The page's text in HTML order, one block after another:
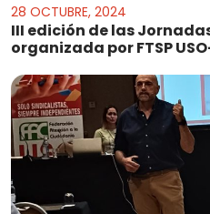
28 OCTUBRE, 2024
III edición de las
organizada por FTSP